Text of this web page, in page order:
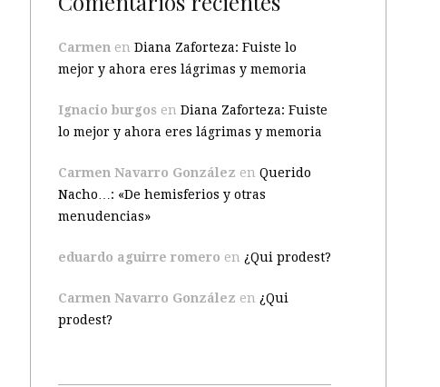
Carmen en Diana Zaforteza: Fuiste lo
mejor y ahora eres lágrimas y memoria
Ignacio burgos en Diana Zaforteza: Fuiste
lo mejor y ahora eres lágrimas y memoria
Carmen Navarro González en Querido
Nacho…: «De hemisferios y otras
menudencias»
eduardo aguirre romero en ¿Qui prodest?
Carmen Navarro González en ¿Qui
prodest?